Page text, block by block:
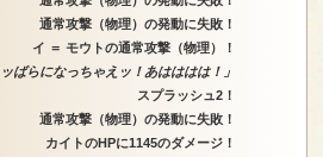
通常攻撃（物理）の発動に失敗！
イ ＝ モウトの通常攻撃（物理）！
ッばらになっちゃえッ！あはははは！」
スプラッシュ2！
通常攻撃（物理）の発動に失敗！
カイトのHPに1145のダメージ！